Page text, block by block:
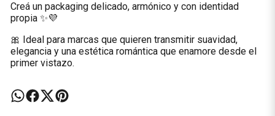
Creá un packaging delicado, armónico y con identidad
propia ✨💜
🎀 Ideal para marcas que quieren transmitir suavidad,
elegancia y una estética romántica que enamore desde el
primer vistazo.